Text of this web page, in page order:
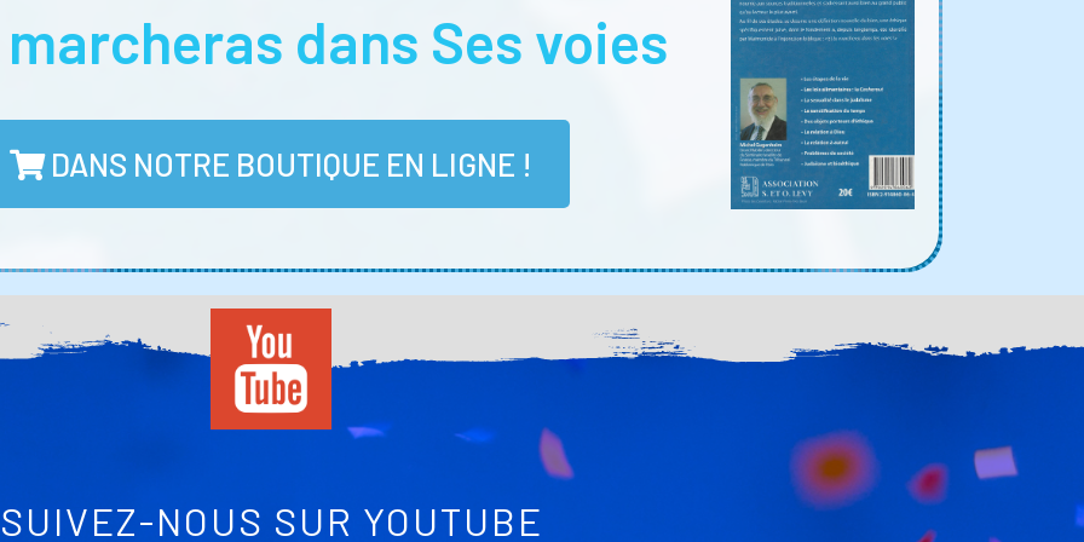
dans Ses voies
DANS NOTRE BOUTIQUE EN LIGNE !
SUIVEZ-NOUS SUR YOUTUBE